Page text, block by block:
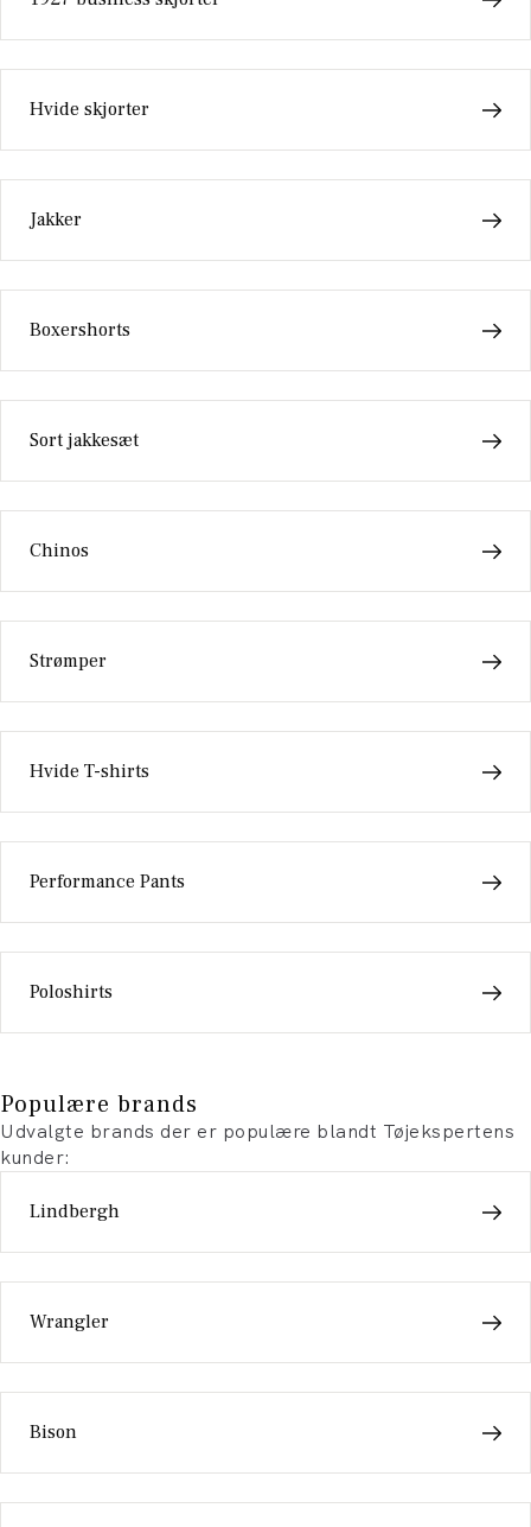
Hvide skjorter
Jakker
Boxershorts
Sort jakkesæt
Chinos
Strømper
Hvide T-shirts
Performance Pants
Poloshirts
Populære brands
Udvalgte brands der er populære blandt Tøjekspertens
kunder:
Lindbergh
Wrangler
Bison